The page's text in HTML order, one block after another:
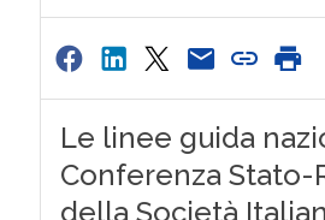
Le linee guida
Conferenza Stato-
della Società